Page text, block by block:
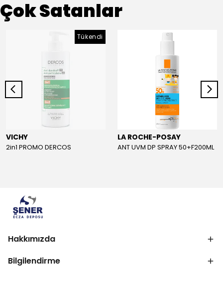
Çok Satanlar
Tükendi
VICHY
2in1 PROMO DERCOS
LA ROCHE-POSAY
ANT UVM DP SPRAY 50+F200ML
Hakkımızda
Bilgilendirme